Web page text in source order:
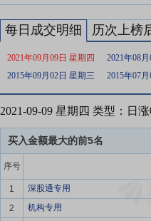
每日成交明细 历次上榜
2021年09月09日 星期四 2021年08
2015年09月02日 星期三
2015年07
2021-09-09 星期四 类型：日
买入金额最大的前5名
序号
1
深股通专用
2
机构专用